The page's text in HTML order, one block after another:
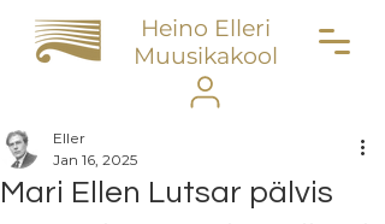
Heino Elleri
Muusikakool
Mari Ellen Lutsar pälvis
Eller
Jan 16, 2025